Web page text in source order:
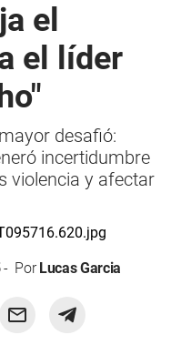
el
el líder
desafió:
incertidumbre
violencia y afectar
PorLucas Garcia